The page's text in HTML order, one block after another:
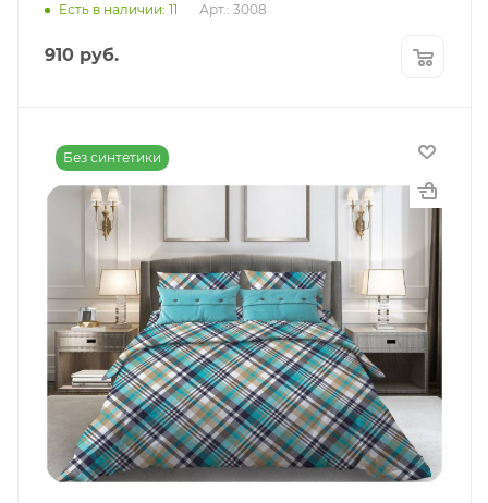
Есть в наличии: 11 Арт.: 3008
910 руб.
Без синтетики